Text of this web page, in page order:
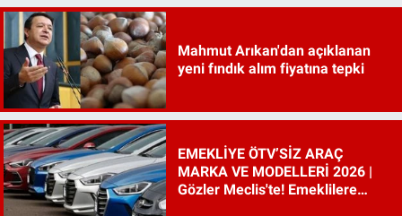
Mahmut Arıkan'dan açıklanan
yeni fındık alım fiyatına tepki
EMEKLİYE ÖTV’SİZ ARAÇ
MARKA VE MODELLERİ 2026 |
Gözler Meclis'te! Emeklilere